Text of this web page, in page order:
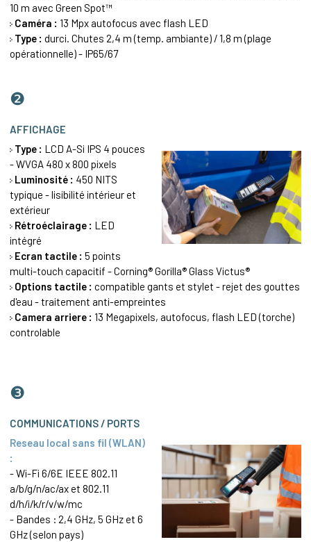
10 m avec Green Spot™
Caméra : 13 Mpx autofocus avec flash LED
Type : durci. Chutes 2,4 m (temp. ambiante) / 1,8 m (plage
opérationnelle) - IP65/67
❷
AFFICHAGE
Type : LCD A-Si IPS 4 pouces
- WVGA 480 x 800 pixels
Luminosité : 450 NITS
typique - lisibilité intérieur et
extérieur
Rétroéclairage : LED
intégré
Ecran tactile : 5 points
multi-touch capacitif - Corning® Gorilla® Glass Victus®
Options tactile : compatible gants et stylet - rejet des gouttes
d'eau - traitement anti-empreintes
Camera arriere : 13 Megapixels, autofocus, flash LED (torche)
controlable
❸
COMMUNICATIONS / PORTS
Reseau local sans fil (WLAN)
:
- Wi-Fi 6/6E IEEE 802.11
a/b/g/n/ac/ax et 802.11
d/h/i/k/r/v/w/mc
- Bandes : 2,4 GHz, 5 GHz et 6
GHz (selon pays)